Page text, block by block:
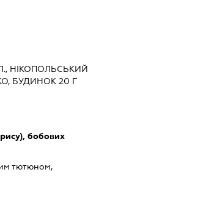
НІКОПОЛЬСЬКИЙ
БУДИНОК 20 Г
бобових
тютюном,